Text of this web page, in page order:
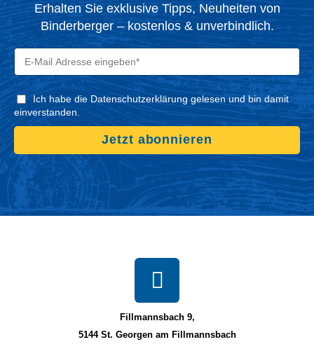
Erhalten Sie exklusive Tipps, Neuheiten von
Binderberger – kostenlos & unverbindlich.
Ich habe die Datenschutzerklärung gelesen und bin damit
einverstanden.
Jetzt abonnieren
Fillmannsbach 9,
5144 St. Georgen am Fillmannsbach